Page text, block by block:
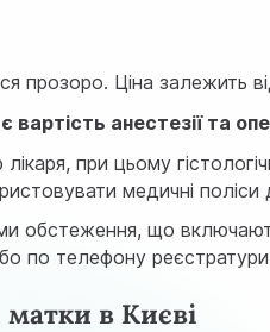
прозоро. Ціна
вартість анестезії та
при цьому
медичні поліси
обстеження, що
по телефону
в Києві